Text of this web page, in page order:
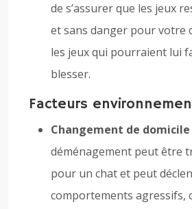
de s’assurer que les jeux
et sans danger pour votre
les jeux qui pourraient lui
blesser.
Facteurs
Changement de domicile
déménagement peut être
pour un chat et peut
comportements agressifs,